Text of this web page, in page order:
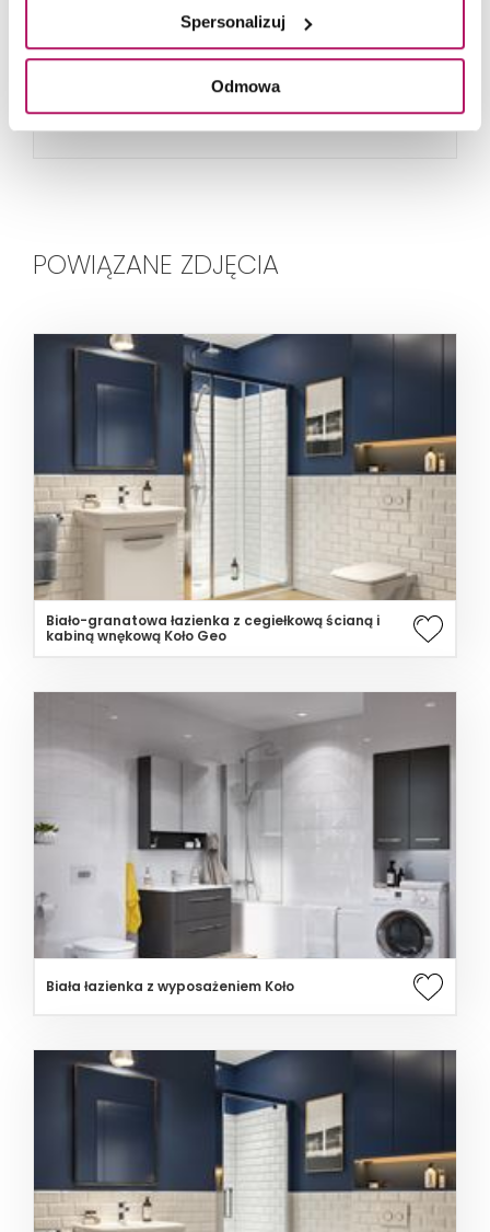
Spersonalizuj
Odmowa
Umywalki o miękkich, zaokrąglonych liniach,
zachwycające różnorodnością. Produkty o
kształcie okrągłym, owalnym, eliptycznym i
POWIĄZANE ZDJĘCIA
Biało-granatowa łazienka z cegiełkową ścianą i
kabiną wnękową Koło Geo
Biała łazienka z wyposażeniem Koło